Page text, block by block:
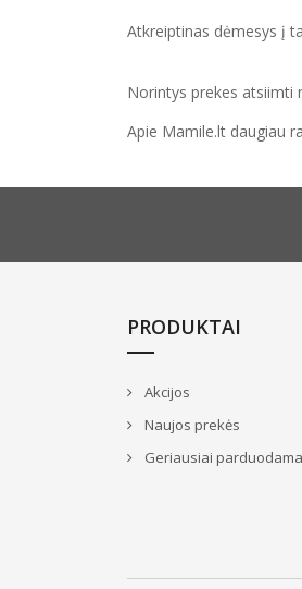
Atkreiptinas dėmesys į
Norintys prekes atsiimti
Apie Mamile.lt daugiau
PRODUKTAI
Akcijos
Naujos prekės
Geriausiai parduodama